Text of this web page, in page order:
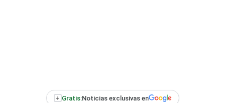
+ Gratis:Noticias exclusivas en